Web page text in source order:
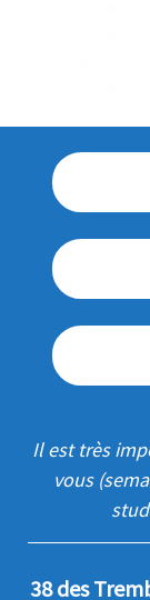
Il est très
vous
38 des